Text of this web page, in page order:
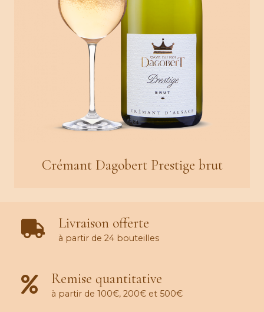
Crémant Dagobert Prestige brut
Livraison offerte
à partir de 24 bouteilles
Remise quantitative
à partir de 100€, 200€ et 500€